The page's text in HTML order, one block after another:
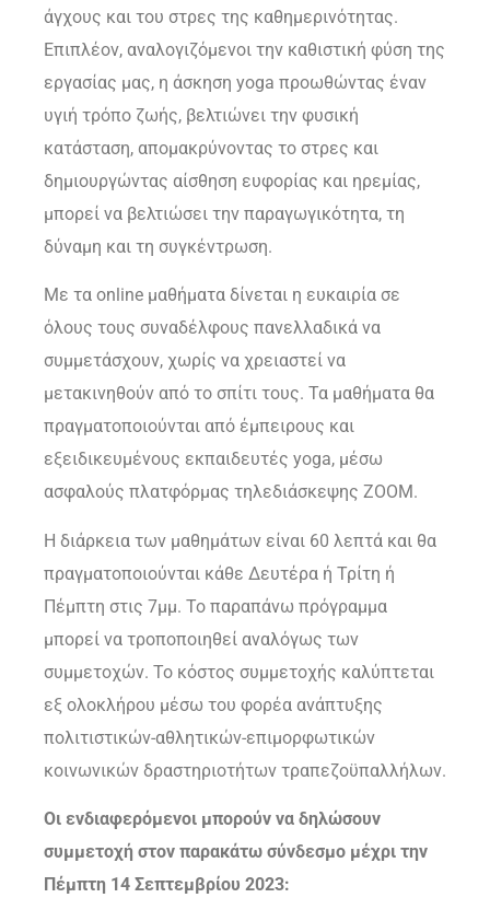
άγχους και του στρες της καθημερινότητας.
Επιπλέον, αναλογιζόμενοι την καθιστική φύση της
εργασίας μας, η άσκηση yoga προωθώντας έναν
υγιή τρόπο ζωής, βελτιώνει την φυσική
κατάσταση, απομακρύνοντας το στρες και
δημιουργώντας αίσθηση ευφορίας και ηρεμίας,
μπορεί να βελτιώσει την παραγωγικότητα, τη
δύναμη και τη συγκέντρωση.
Με τα online μαθήματα δίνεται η ευκαιρία σε
όλους τους συναδέλφους πανελλαδικά να
συμμετάσχουν, χωρίς να χρειαστεί να
μετακινηθούν από το σπίτι τους. Τα μαθήματα θα
πραγματοποιούνται από έμπειρους και
εξειδικευμένους εκπαιδευτές yoga, μέσω
ασφαλούς πλατφόρμας τηλεδιάσκεψης ZOOM.
Η διάρκεια των μαθημάτων είναι 60 λεπτά και θα
πραγματοποιούνται κάθε Δευτέρα ή Τρίτη ή
Πέμπτη στις 7μμ. Το παραπάνω πρόγραμμα
μπορεί να τροποποιηθεί αναλόγως των
συμμετοχών. Το κόστος συμμετοχής καλύπτεται
εξ ολοκλήρου μέσω του φορέα ανάπτυξης
πολιτιστικών-αθλητικών-επιμορφωτικών
κοινωνικών δραστηριοτήτων τραπεζοϋπαλλήλων.
Οι ενδιαφερόμενοι μπορούν να δηλώσουν
συμμετοχή στον παρακάτω σύνδεσμο μέχρι την
Πέμπτη 14 Σεπτεμβρίου 2023: